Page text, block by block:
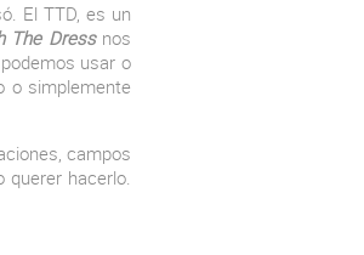
El TTD, es un
The Dressnos
usar o
o simplemente
campos
hacerlo.